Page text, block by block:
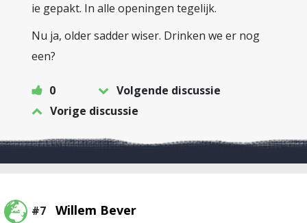
ie gepakt. In alle openingen tegelijk.
Nu ja, older sadder wiser. Drinken we er nog
een?
0
Volgende discussie
Vorige discussie
#7 Willem Bever